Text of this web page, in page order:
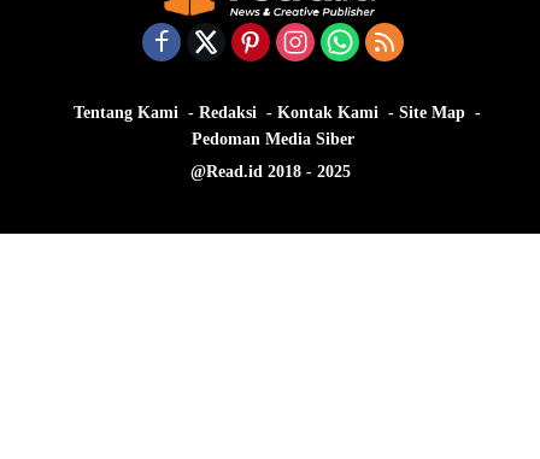
Tentang Kami Redaksi Kontak Kami
Site Map
Pedoman Media Siber
@Read.id 2018 - 2025